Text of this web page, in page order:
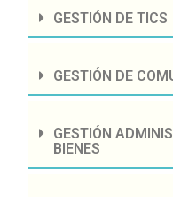
GESTIÓN DE TICS
GESTIÓN DE
GESTIÓN
BIENES